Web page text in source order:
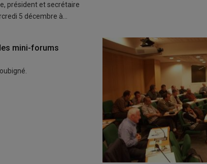
président et secrétaire
5 décembre à…
mini-forums